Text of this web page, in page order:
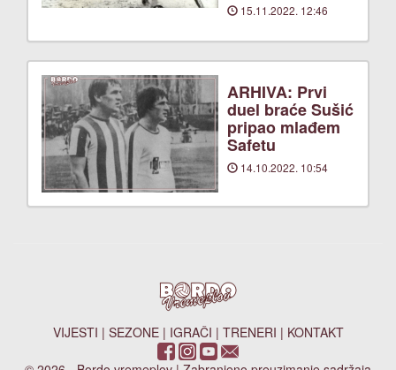
15.11.2022. 12:46
ARHIVA: Prvi
duel braće Sušić
pripao mlađem
Safetu
14.10.2022. 10:54
VIJESTI | SEZONE| IGRAČI | TRENERI | KONTAKT